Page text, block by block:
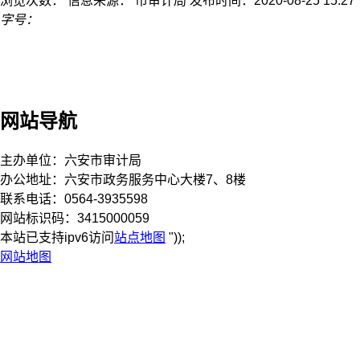
字号：
网站导航
主办单位：六安市审计局
办公地址：六安市政务服务中心大楼7、8楼
联系电话：0564-3935598
网站标识码：3415000059
本站已支持ipv6访问 站点地图 "));
网站地图